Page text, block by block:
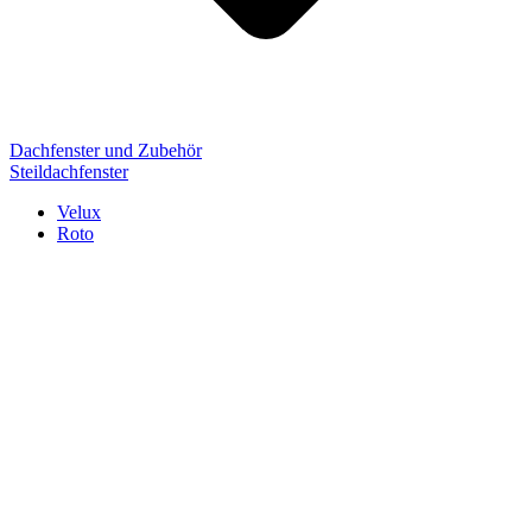
Dachfenster und Zubehör
Steildachfenster
Velux
Roto